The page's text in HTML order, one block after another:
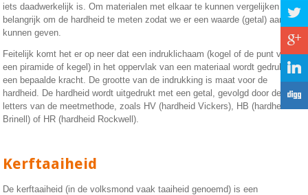
iets daadwerkelijk is. Om materialen met elkaar te kunnen vergelijken is het
belangrijk om de hardheid te meten zodat we er een waarde (getal) aan
kunnen geven.
Feitelijk komt het er op neer dat een indruklichaam (kogel of de punt van
een piramide of kegel) in het oppervlak van een materiaal wordt gedrukt met
een bepaalde kracht. De grootte van de indrukking is maat voor de
hardheid. De hardheid wordt uitgedrukt met een getal, gevolgd door de
letters van de meetmethode, zoals HV (hardheid Vickers), HB (hardheid
Brinell) of HR (hardheid Rockwell).
Kerftaaiheid
De kerftaaiheid (in de volksmond vaak taaiheid genoemd) is een
a
c
j
F